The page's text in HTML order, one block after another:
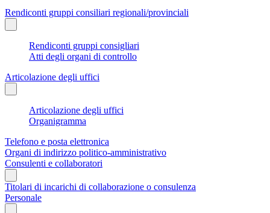
Rendiconti gruppi consiliari regionali/provinciali
Rendiconti gruppi consigliari
Atti degli organi di controllo
Articolazione degli uffici
Articolazione degli uffici
Organigramma
Telefono e posta elettronica
Organi di indirizzo politico-amministrativo
Consulenti e collaboratori
Titolari di incarichi di collaborazione o consulenza
Personale